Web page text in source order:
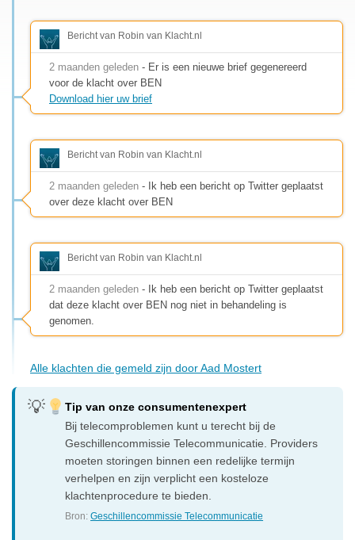
Bericht van Robin van Klacht.nl
2 maanden geleden - Er is een nieuwe brief gegenereerd
voor de klacht over BEN
Download hier uw brief
Bericht van Robin van Klacht.nl
2 maanden geleden - Ik heb een bericht op Twitter geplaatst
over deze klacht over BEN
Bericht van Robin van Klacht.nl
2 maanden geleden - Ik heb een bericht op Twitter geplaatst
dat deze klacht over BEN nog niet in behandeling is
genomen.
Alle klachten die gemeld zijn door Aad Mostert
Tip van onze consumentenexpert
Bij telecomproblemen kunt u terecht bij de
Geschillencommissie Telecommunicatie. Providers
moeten storingen binnen een redelijke termijn
verhelpen en zijn verplicht een kosteloze
klachtenprocedure te bieden.
Bron:Geschillencommissie Telecommunicatie